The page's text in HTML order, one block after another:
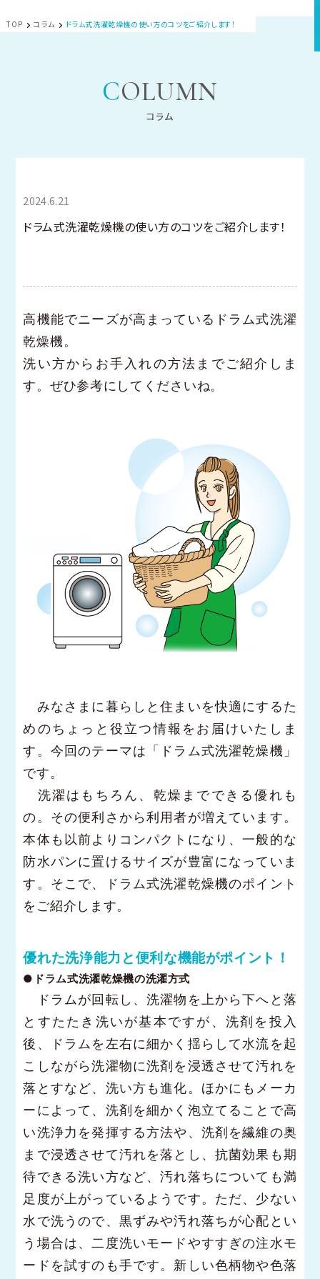
COLUMN
コラム
TOP コラム ドラム式洗濯乾燥機の使い方のコツをご紹介します！
2024.6.21
ドラム式洗濯乾燥機の使い方のコツをご紹介します！
高機能でニーズが高まっているドラム式洗濯
乾燥機。
洗い方からお手入れの方法までご紹介しま
す。ぜひ参考にしてくださいね。
みなさまに暮らしと住まいを快適にするた
めのちょっと役立つ情報をお届けいたしま
す。今回のテーマは「ドラム式洗濯乾燥機」
です。
洗濯はもちろん、乾燥までできる優れも
の。その便利さから利用者が増えています。
本体も以前よりコンパクトになり、一般的な
防水パンに置けるサイズが豊富になっていま
す。そこで、ドラム式洗濯乾燥機のポイント
をご紹介します。
優れた洗浄能力と便利な機能がポイント！
●ドラム式洗濯乾燥機の洗濯方式
ドラムが回転し、洗濯物を上から下へと落
とすたたき洗いが基本ですが、洗剤を投入
後、ドラムを左右に細かく揺らして水流を起
こしながら洗濯物に洗剤を浸透させて汚れを
落とすなど、洗い方も進化。ほかにもメーカ
ーによって、洗剤を細かく泡立てることで高
い洗浄力を発揮する方法や、洗剤を繊維の奥
まで浸透させて汚れを落とし、抗菌効果も期
待できる洗い方など、汚れ落ちについても満
足度が上がっているようです。ただ、少ない
水で洗うので、黒ずみや汚れ落ちが心配とい
う場合は、二度洗いモードやすすぎの注水モ
ードを試すのも手です。新しい色柄物や色落